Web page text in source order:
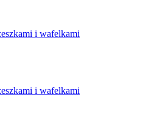
i wafelkami
i wafelkami